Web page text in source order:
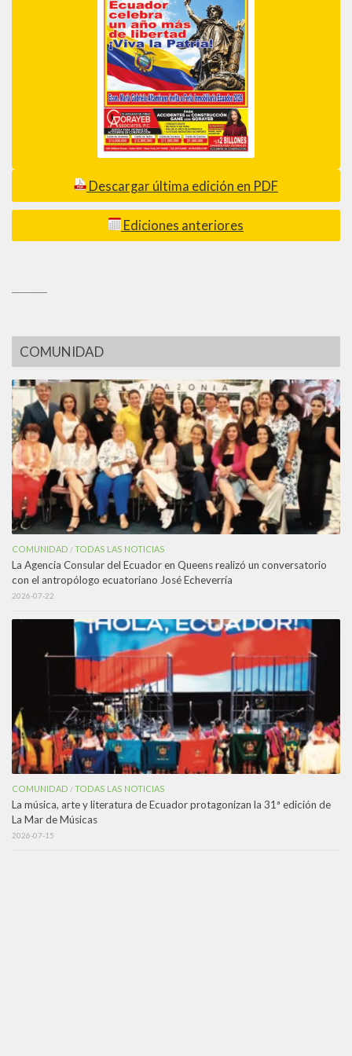
Descargar última edición en PDF
Ediciones anteriores
COMUNIDAD
COMUNIDAD /TODAS LAS NOTICIAS
La Agencia Consular del Ecuador en Queens realizó un conversatorio
con el antropólogo ecuatoriano José Echeverría
2026-07-22
COMUNIDAD /TODAS LAS NOTICIAS
La música, arte y literatura de Ecuador protagonizan la 31ª edición de
La Mar de Músicas
2026-07-15